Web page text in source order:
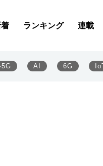
ランキング 連載
AI 6G